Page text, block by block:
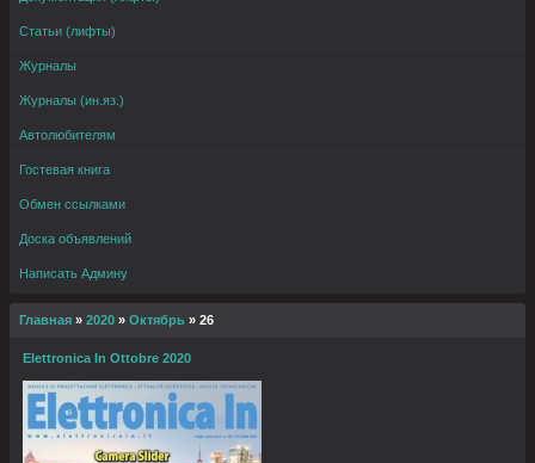
Статьи (лифты)
Журналы
Журналы (ин.яз.)
Автолюбителям
Гостевая книга
Обмен ссылками
Доска объявлений
Написать Админу
Главная » 2020 » Октябрь » 26
Elettronica In Ottobre 2020